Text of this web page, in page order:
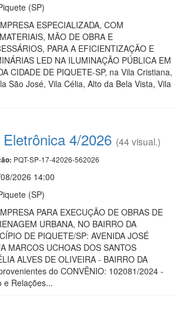
(SP)
ESPECIALIZADA, COM
MÃO DE OBRA E
PARA A EFICIENTIZAÇÃO E
LED NA ILUMINAÇÃO PÚBLICA EM
CIDADE DE PIQUETE-SP, na Vila Cristiana,
São José, Vila Célia, Alto da Bela Vista, Vila
4/2026 (44 visual.)
PQT-SP-17-42026-562026
2026 14:00
(SP)
PARA EXECUÇÃO DE OBRAS DE
URBANA, NO BAIRRO DA
DE PIQUETE/SP: AVENIDA JOSÉ
MARCOS UCHOAS DOS SANTOS
ALVES DE OLIVEIRA - BAIRRO DA
do CONVÊNIO: 102081/2024 -
e Relações...